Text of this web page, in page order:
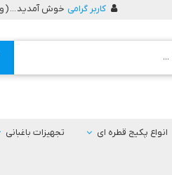
کاربر گرامی خوش آمدید ... (
انواع پکیج قطره ای تجهیزات باغبانی